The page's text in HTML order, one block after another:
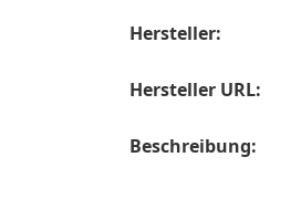
Hersteller:
Hersteller URL:
Beschreibung: